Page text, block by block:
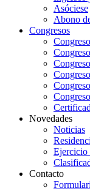
Asóciese
Abono
Congresos
Novedades
Noticias
Ejercicio
Contacto